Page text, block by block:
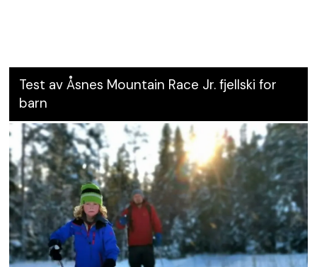
Test av Åsnes Mountain Race Jr. fjellski for
barn